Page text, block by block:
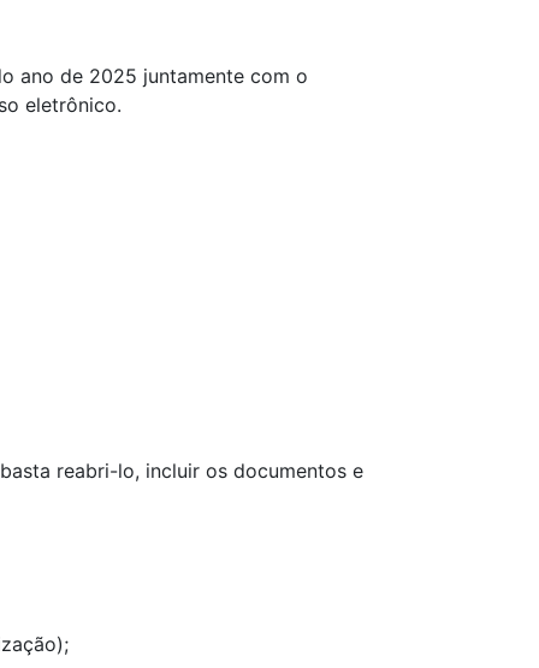
ano de 2025 juntamente com o
eletrônico.
reabri-lo, incluir os documentos e